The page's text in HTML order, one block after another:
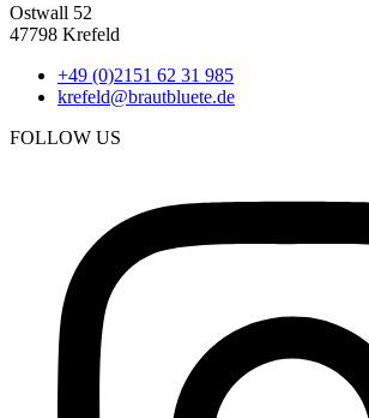
Ostwall 52
47798 Krefeld
+49 (0)2151 62 31 985
krefeld@brautbluete.de
FOLLOW US